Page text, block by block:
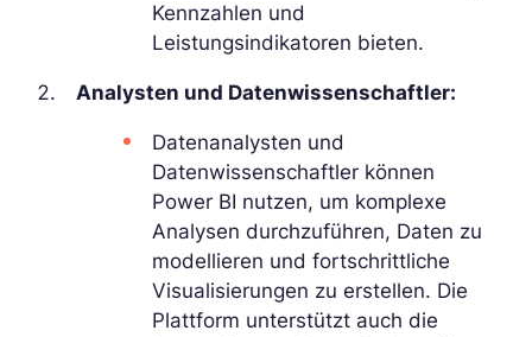
Kennzahlen und
Leistungsindikatoren bieten.
Analysten und Datenwissenschaftler:
Datenanalysten und
Datenwissenschaftler können
Power BI nutzen, um komplexe
Analysen durchzuführen, Daten zu
modellieren und fortschrittliche
Visualisierungen zu erstellen. Die
Plattform unterstützt auch die